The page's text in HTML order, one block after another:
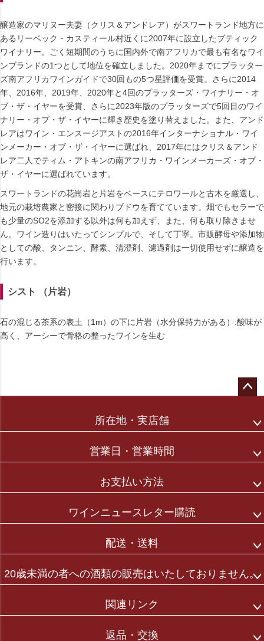
醸造家のマリヌー夫妻（クリス＆アンドレア）がスワートランド地方に
あるリーベック・カスティール村近くに2007年に設立したブティック
ワイナリー。ごく短期間のうちに国内外で南アフリカで最も有名なワイ
ンブランドの1つとして地位を確立しました。2020年までにプラッター
ズ南アフリカワインガイドで30回もの5つ星評価を受賞。さらに2014
年、2016年、2019年、2020年と4回のプラッターズ・ワイナリー・オ
ブ・ザ・イヤーを受賞、さらに2023年版のプラッターズで5回目のワイ
ナリー・オブ・ザ・イヤーに輝き歴史を塗り替えました。また、アンド
レアはワイン・エンスージアストの2016年インターナショナル・ワイ
ンメーカー・オブ・ザ・イヤーに選ばれ、2017年にはクリス＆アンド
レア二人でティム・アトキンの南アフリカ・ワインメーカーズ・オブ・
ザ・イヤーに選ばれています。
スワートランドの花崗岩と片岩をベースにテロワールと古木を厳選し、
地元の栽培農家と密接に関わりブドウを育てています。畑でもセラーで
も少量のSO2を添加する以外は何も加えず、また、何も取り除きませ
ん。ワイン造りはいたってシンプルで、そして丁寧。市販酵母や添加物
としての酸、タンニン、酵素、清澄剤、濾過剤は一切使用せずに醸造を
行います。
シスト （片岩）
石の混じる茶系の表土（1m）の下に片岩（水分保持力がある）:酸味が
高く、アーシーで骨格の整ったワインを生む
所在地・実店舗
営業日・営業時間
お支払い方法
ワインニュースレター購読
配送・送料
20歳未満の者への酒類の販売はいたしておりません。
関連リンク
返品・交換